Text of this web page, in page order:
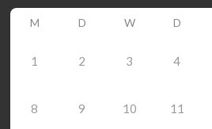
M D W D
1 2 3 4
8 9 10 11